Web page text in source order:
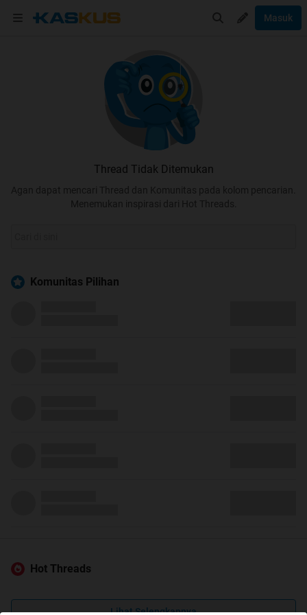
Masuk
Thread Tidak Ditemukan
Agan dapat mencari Thread dan Komunitas pada kolom pencarian.
Menemukan inspirasi dari Hot Threads.
Komunitas Pilihan
Hot Threads
Lihat Selengkapnya